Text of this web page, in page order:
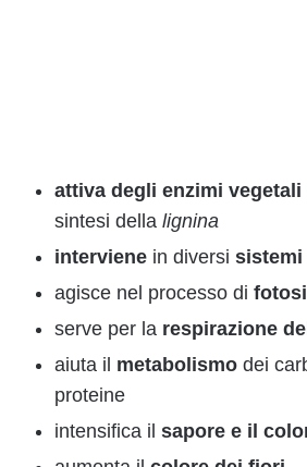
attiva degli enzimi vegetali
sintesi della lignina
interviene in diversi sistemi
agisce nel processo di
serve per la respirazione
aiuta il metabolismo dei
proteine
intensifica il sapore e il